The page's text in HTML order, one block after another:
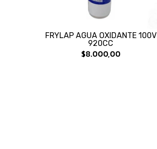
FRYLAP AGUA OXIDANTE 100V
920CC
$8.000,00